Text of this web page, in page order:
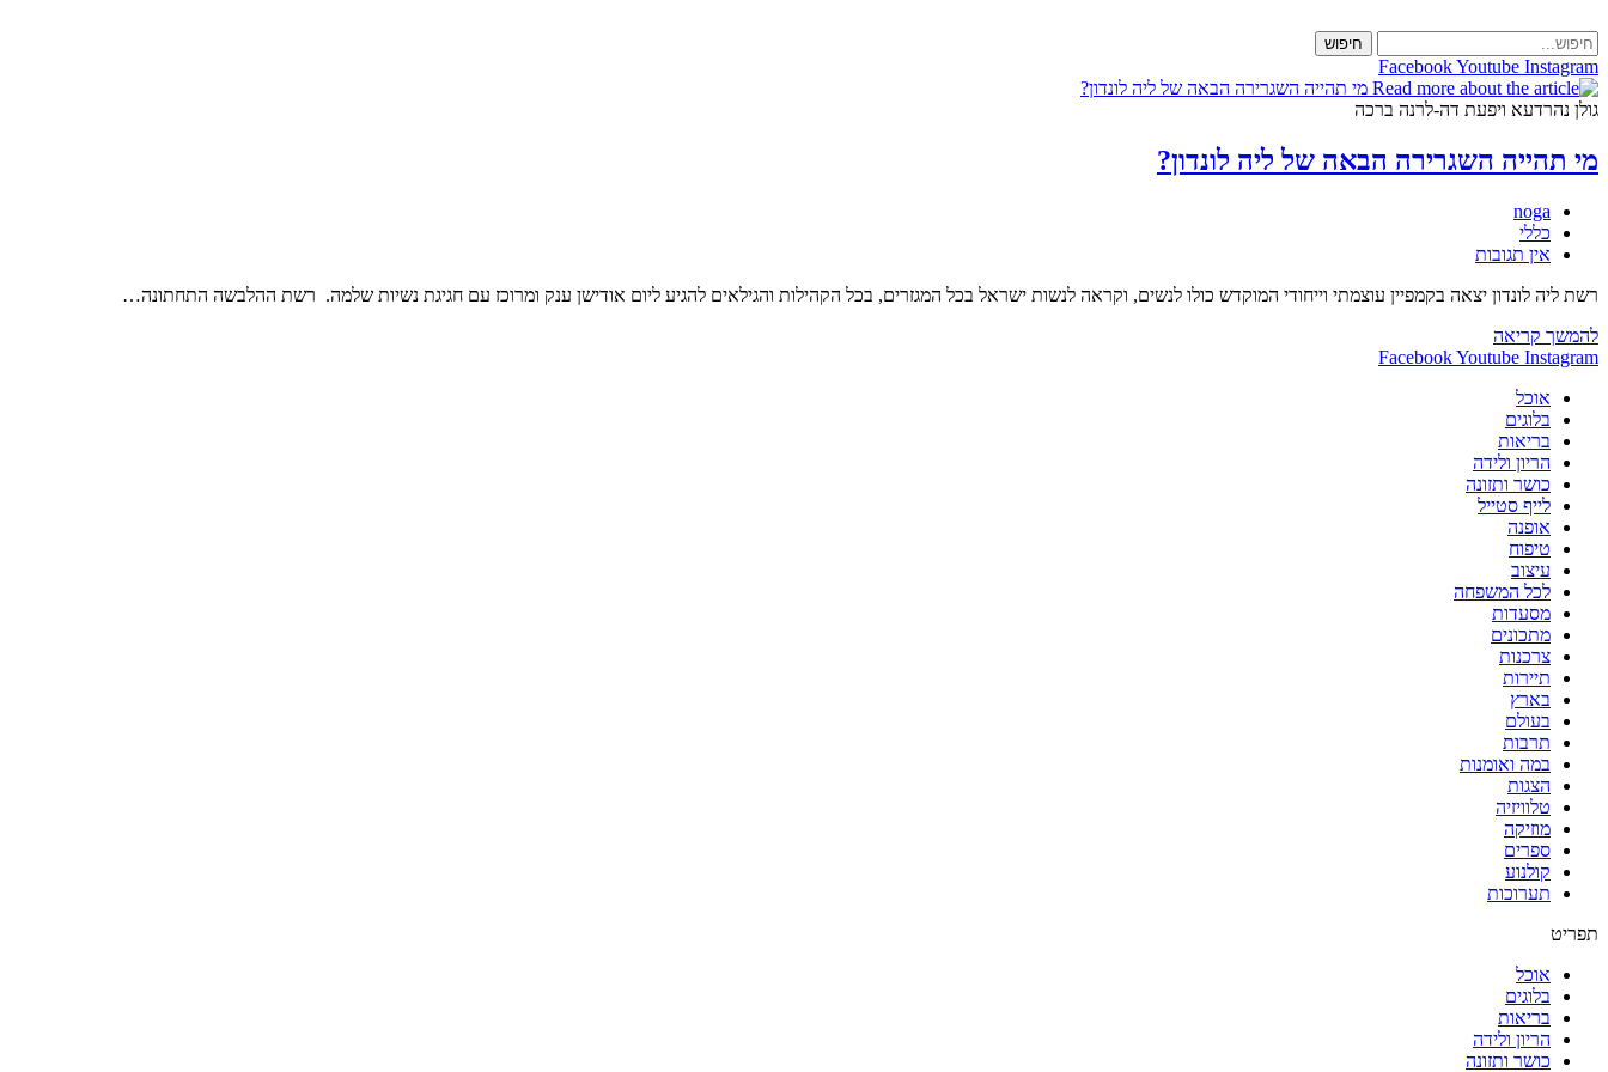
to
content
חיפוש
FacebookYoutube Instagram
גולן נהרדעא ויפעת דה-לרנה ברכה
מי תהייה השגרירה הבאה של ליה לונדון?
מחבר:
noga
קטגוריה:
כללי
תגובות:
אין תגובות
רשת ליה לונדון יצאה בקמפיין עוצמתי וייחודי המוקדש כולו לנשים, וקראה לנשות ישראל בכל המגזרים, בכל הקהילות והגילאים להגיע ליום אודישן ענק ומרוכז עם חגיגת נשיות שלמה. רשת ההלבשה התחתונה…
להמשך קריאהמי
תהייה
לונדון?
FacebookYoutube Instagram
אוכל
בלוגים
בריאות
הריון ולידה
כושר ותזונה
לייף סטייל
אופנה
טיפוח
עיצוב
לכל המשפחה
מסעדות
מתכונים
צרכנות
תיירות
בארץ
בעולם
תרבות
במה ואומנות
הצגות
טלוויזיה
מוזיקה
ספרים
קולנוע
תערוכות
תפריט
אוכל
בלוגים
בריאות
הריון ולידה
כושר ותזונה